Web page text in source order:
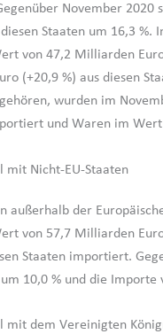
November 2020
Staaten um 16,3
von 47,2 Milliarden
(+20,9 %) aus diesen
wurden im
und Waren im
mit Nicht-EU-Staaten
außerhalb der
von 57,7 Milliarden
Staaten importiert.
10,0 % und die Importe
mit dem Vereinigten